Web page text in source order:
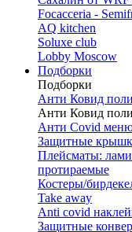
Focacceria -
AQ kitchen
Soluxe club
Lobby Moscow
Подборки
Подборки
Анти Ковид
Анти Ковид
Анти Covid
Защитные
Плейсматы:
протираемые
Костеры/
Take away
Anti covid
Защитные